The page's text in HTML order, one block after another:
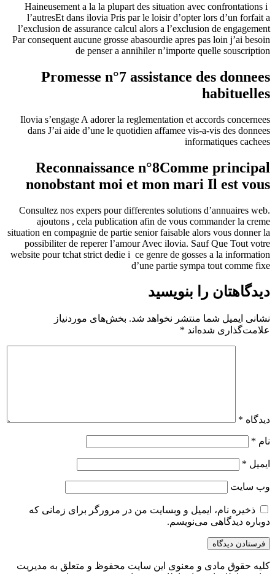
Haineusement a la la plupart des situation avec confrontations i
l’autresEt dans ilovia Pris par le loisir d’opter lors d’un forfait a
l’exclusion de assurance calcul alors a l’exclusion de engagement
Par consequent aucune grosse abasourdie apres pas loin j’ai besoin
de penser a annihiler n’importe quelle souscription
Promesse n°7 assistance des donnees
habituelles
Ilovia s’engage A adorer la reglementation et accords concernees
dans J’ai aide d’une le quotidien affamee vis-a-vis des donnees
informatiques cachees
Reconnaissance n°8Comme principal
nonobstant moi et mon mari Il est vous
Consultez nos expers pour differentes solutions d’annuaires web.
ajoutons , cela publication afin de vous commander la creme
situation en compagnie de partie senior faisable alors vous donner la
possibiliter de reperer l’amour Avec ilovia. Sauf Que Tout votre
website pour tchat strict dedie i ce genre de gosses a la information
d’une partie sympa tout comme fixe
دیدگاهتان را بنویسید
نشانی ایمیل شما منتشر نخواهد شد. بخش‌های موردنیاز
علامت‌گذاری شده‌اند *
دیدگاه *
نام *
ایمیل *
وب‌ سایت
ذخیره نام، ایمیل و وبسایت من در مرورگر برای زمانی که
دوباره دیدگاهی می‌نویسم.
کلیه حقوق مادی و معنوی این سایت محفوظ و متعلق به مدیریت